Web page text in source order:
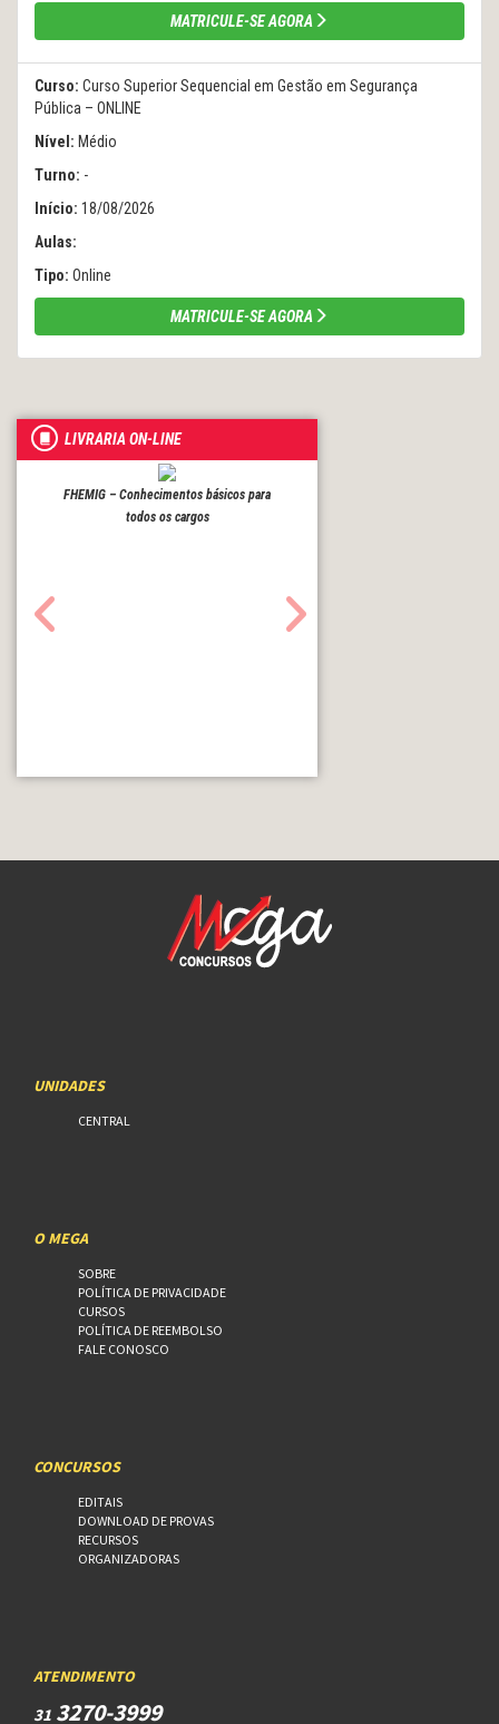
MATRICULE-SE AGORA
Curso: Curso Superior Sequencial em Gestão em Segurança
Pública – ONLINE
Nível: Médio
Turno: -
Início: 18/08/2026
Aulas:
Tipo: Online
MATRICULE-SE AGORA
LIVRARIA ON-LINE
FHEMIG – Conhecimentos básicos para
todos os cargos
UNIDADES
CENTRAL
O MEGA
SOBRE
POLÍTICA DE PRIVACIDADE
CURSOS
POLÍTICA DE REEMBOLSO
FALE CONOSCO
CONCURSOS
EDITAIS
DOWNLOAD DE PROVAS
RECURSOS
ORGANIZADORAS
ATENDIMENTO
31 3270-3999